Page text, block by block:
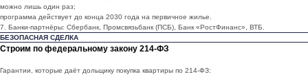
можно лишь один раз;
программа действует до конца 2030 года на первичное жилье.
7. Банки-партнёры: Сбербанк, Промсвязьбанк (ПСБ), Банк «РостФинанс», ВТБ.
БЕЗОПАСНАЯ СДЕЛКА
Строим по федеральному закону 214-ФЗ
Гарантии, которые даёт дольщику покупка квартиры по 214-ФЗ: